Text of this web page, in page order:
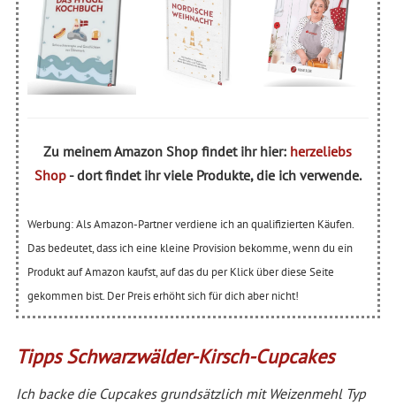
Zu meinem Amazon Shop findet ihr hier: herzeliebs
Shop- dort findet ihr viele Produkte, die ich verwende.
Werbung: Als Amazon-Partner verdiene ich an qualifizierten Käufen.
Das bedeutet, dass ich eine kleine Provision bekomme, wenn du ein
Produkt auf Amazon kaufst, auf das du per Klick über diese Seite
gekommen bist. Der Preis erhöht sich für dich aber nicht!
Tipps Schwarzwälder-Kirsch-Cupcakes
Ich backe die Cupcakes grundsätzlich mit Weizenmehl Typ